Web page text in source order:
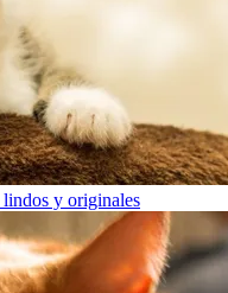
lindos y originales